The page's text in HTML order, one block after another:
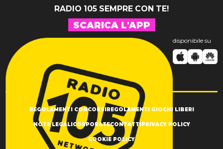
RADIO 105 SEMPRE CON TE!
SCARICA L'APP
disponibile su
REGOLAMENTI CONCORSI REGOLAMENTI GIOCHI LIBERI
NOTE LEGALI CORPORATECONTATTI PRIVACY POLICY
COOKIE POLICY